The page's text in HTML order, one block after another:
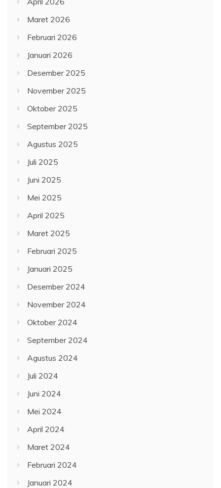
Maret 2026
Februari 2026
Januari 2026
Desember 2025
November 2025
Oktober 2025
September 2025
Agustus 2025
Juli 2025
Juni 2025
Mei 2025
April 2025
Maret 2025
Februari 2025
Januari 2025
Desember 2024
November 2024
Oktober 2024
September 2024
Agustus 2024
Juli 2024
Juni 2024
Mei 2024
April 2024
Maret 2024
Februari 2024
Januari 2024